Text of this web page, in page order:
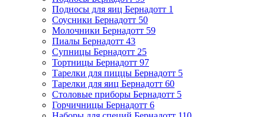
Подносы для яиц Бернадотт 1
Соусники Бернадотт 50
Молочники Бернадотт 59
Пиалы Бернадотт 43
Супницы Бернадотт 25
Тортницы Бернадотт 97
Тарелки для пиццы Бернадотт 5
Тарелки для яиц Бернадотт 60
Столовые приборы Бернадотт 5
Горчичницы Бернадотт 6